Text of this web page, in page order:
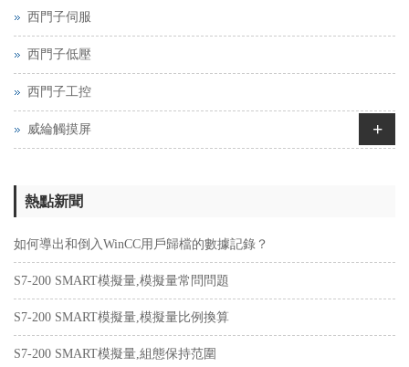
西門子伺服
西門子低壓
西門子工控
威綸觸摸屏 +
熱點新聞
如何導出和倒入WinCC用戶歸檔的數據記錄？
S7-200 SMART模擬量,模擬量常問問題
S7-200 SMART模擬量,模擬量比例換算
S7-200 SMART模擬量,組態保持范圍